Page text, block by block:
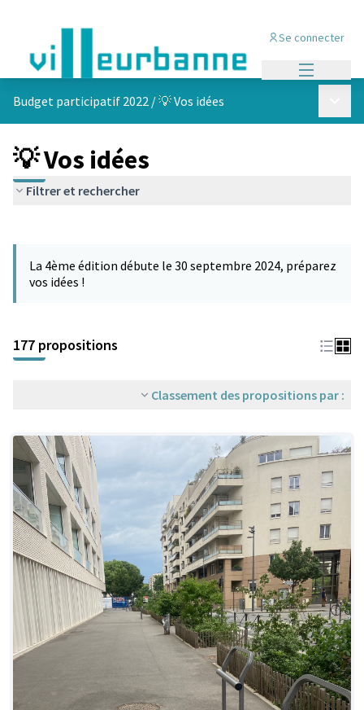
Se connecter
Budget participatif 2022 /💡 Vos idées
💡 Vos idées
Filtrer et rechercher
−
La 4ème édition débute le 30 septembre 2024, préparez
vos idées !
177 propositions
Classement des propositions par :